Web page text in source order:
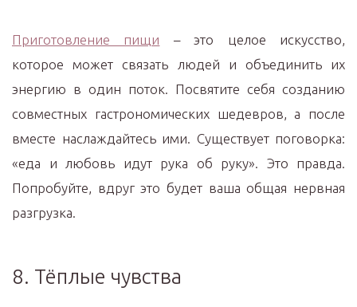
Приготовление пищи – это целое искусство,
которое может связать людей и объединить их
энергию в один поток. Посвятите себя созданию
совместных гастрономических шедевров, а после
вместе наслаждайтесь ими. Существует поговорка:
«еда и любовь идут рука об руку». Это правда.
Попробуйте, вдруг это будет ваша общая нервная
разгрузка.
8. Тёплые чувства